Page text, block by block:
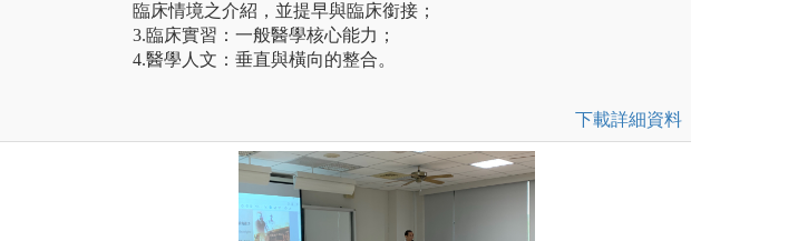
臨床情境之介紹，並提早與臨床銜接；
3.臨床實習：一般醫學核心能力；
4.醫學人文：垂直與橫向的整合。
下載詳細資料